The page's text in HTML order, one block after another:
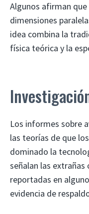
Algunos afirman
dimensiones
idea combina la
física teórica y la
Los informes sobre
las teorías de que
dominado la
señalan las
reportadas en
evidencia de